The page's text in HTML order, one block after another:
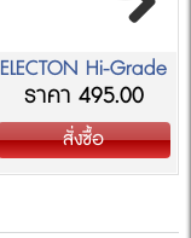
ELECTON Hi-Grade
USB Adaptor 3 in 1
ราคา 495.00
สั่งซื้อ